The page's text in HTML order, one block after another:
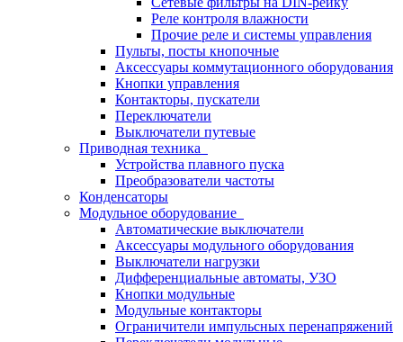
Реле контроля влажности
Прочие реле и системы управления
Пульты, посты кнопочные
Аксессуары коммутационного оборудования
Кнопки управления
Контакторы, пускатели
Переключатели
Выключатели путевые
Приводная техника
Устройства плавного пуска
Преобразователи частоты
Конденсаторы
Модульное оборудование
Автоматические выключатели
Аксессуары модульного оборудования
Выключатели нагрузки
Дифференциальные автоматы, УЗО
Кнопки модульные
Модульные контакторы
Ограничители импульсных перенапряжений